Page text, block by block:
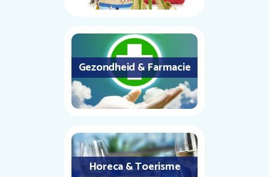
Gezondheid & Farmacie
Horeca & Toerisme